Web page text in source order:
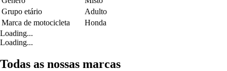
Grupo etário
Adulto
Marca de motocicleta
Honda
Loading...
Loading...
Todas as nossas marcas